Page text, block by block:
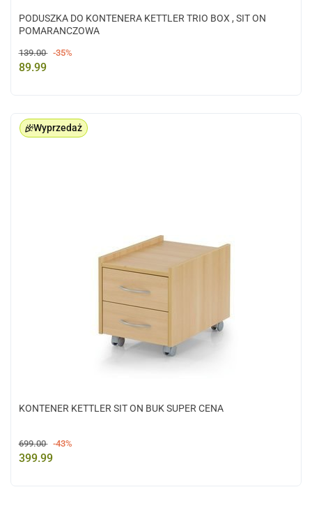
PODUSZKA DO KONTENERA KETTLER TRIO BOX , SIT ON
POMARANCZOWA
139.00 -35%
89.99
Wyprzedaż
KONTENER KETTLER SIT ON BUK SUPER CENA
699.00 -43%
399.99